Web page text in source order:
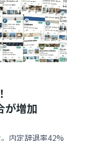
が増加
内定辞退率42%